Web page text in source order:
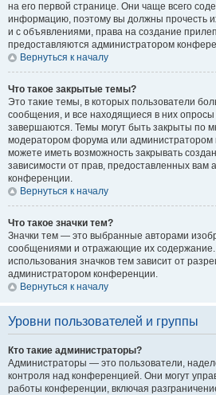
на его первой странице. Они чаще всего
информацию, поэтому вы должны прочесть
и с объявлениями, права на создание
предоставляются администратором
Вернуться к началу
Что такое закрытые темы?
Это такие темы, в которых пользователи
сообщения, и все находящиеся в них опросы
завершаются. Темы могут быть закрыты по
модератором форума или
можете иметь возможность закрывать
зависимости от прав, предоставленных вам
конференции.
Вернуться к началу
Что такое значки тем?
Значки тем — это выбранные авторами
сообщениями и отражающие их
использования значков тем зависит от
администратором конференции.
Вернуться к началу
Уровни пользователей и группы
Кто такие администраторы?
Администраторы — это пользователи,
контроля над конференцией. Они могут
работы конференции, включая